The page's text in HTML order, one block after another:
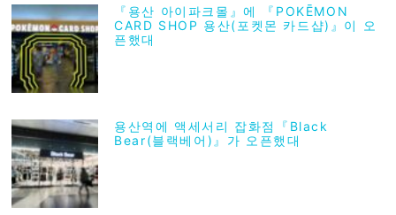
『용산 아이파크몰』에 『POKĒMON
CARD SHOP 용산(포켓몬 카드샵)』이 오
픈했대
용산역에 액세서리 잡화점『Black
Bear(블랙베어)』가 오픈했대